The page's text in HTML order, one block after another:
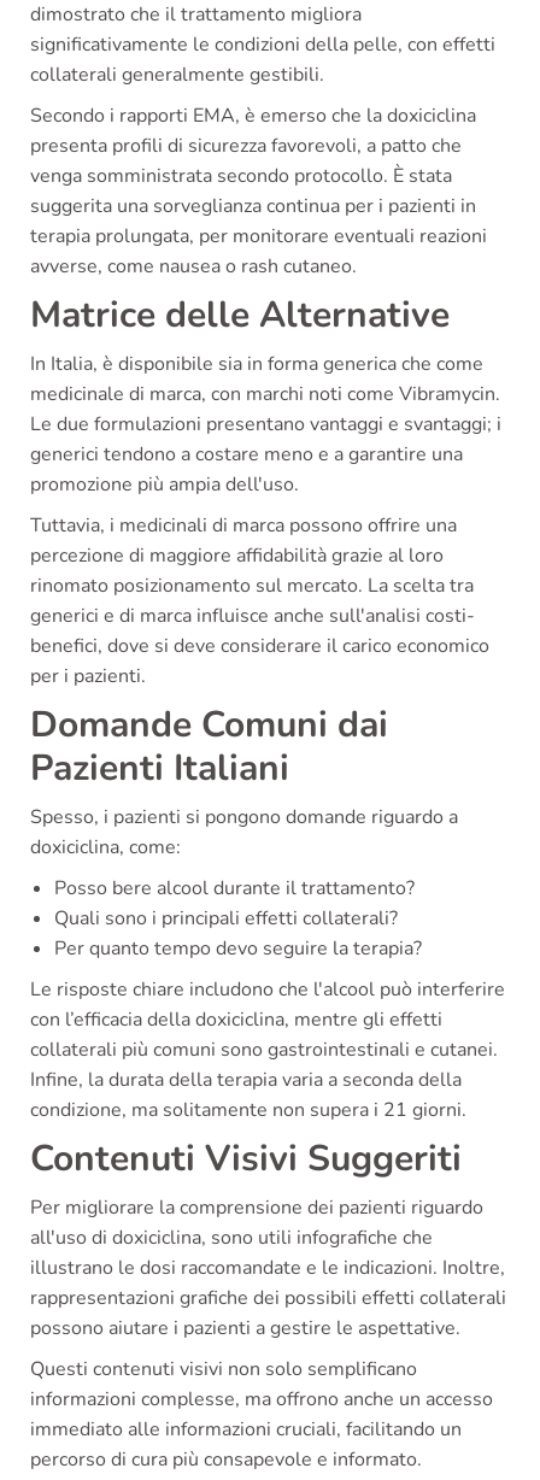
dimostrato che il trattamento migliora
significativamente le condizioni della pelle, con effetti
collaterali generalmente gestibili.
Secondo i rapporti EMA, è emerso che la doxiciclina
presenta profili di sicurezza favorevoli, a patto che
venga somministrata secondo protocollo. È stata
suggerita una sorveglianza continua per i pazienti in
terapia prolungata, per monitorare eventuali reazioni
avverse, come nausea o rash cutaneo.
Matrice delle Alternative
In Italia, è disponibile sia in forma generica che come
medicinale di marca, con marchi noti come Vibramycin.
Le due formulazioni presentano vantaggi e svantaggi; i
generici tendono a costare meno e a garantire una
promozione più ampia dell'uso.
Tuttavia, i medicinali di marca possono offrire una
percezione di maggiore affidabilità grazie al loro
rinomato posizionamento sul mercato. La scelta tra
generici e di marca influisce anche sull'analisi costi-
benefici, dove si deve considerare il carico economico
per i pazienti.
Domande Comuni dai
Pazienti Italiani
Spesso, i pazienti si pongono domande riguardo a
doxiciclina, come:
Posso bere alcool durante il trattamento?
Quali sono i principali effetti collaterali?
Per quanto tempo devo seguire la terapia?
Le risposte chiare includono che l'alcool può interferire
con l’efficacia della doxiciclina, mentre gli effetti
collaterali più comuni sono gastrointestinali e cutanei.
Infine, la durata della terapia varia a seconda della
condizione, ma solitamente non supera i 21 giorni.
Contenuti Visivi Suggeriti
Per migliorare la comprensione dei pazienti riguardo
all'uso di doxiciclina, sono utili infografiche che
illustrano le dosi raccomandate e le indicazioni. Inoltre,
rappresentazioni grafiche dei possibili effetti collaterali
possono aiutare i pazienti a gestire le aspettative.
Questi contenuti visivi non solo semplificano
informazioni complesse, ma offrono anche un accesso
immediato alle informazioni cruciali, facilitando un
percorso di cura più consapevole e informato.